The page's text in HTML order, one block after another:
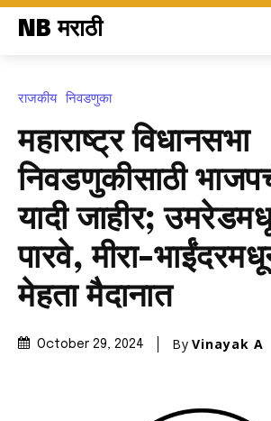
NB मराठी
राजकीय निवडणुका
महाराष्ट्र विधानसभा
निवडणुकीसाठी
यादी जाहीर;
पारवे, मीरा-
मेहता मैदानात
October 29, 2024 By Vinayak A